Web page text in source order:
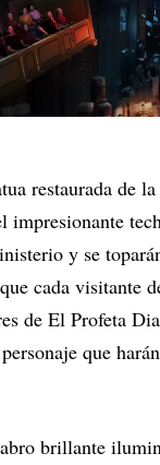
restaurada de la
impresionante
y se
cada visitante
de El Profeta
que
brillante